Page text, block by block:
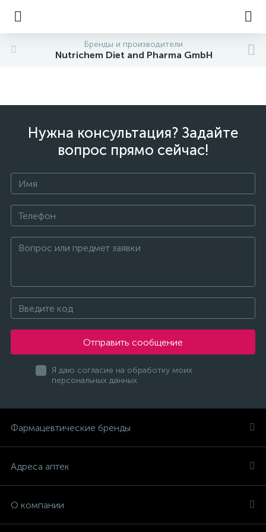
Бренды и производители
Nutrichem Diet and Pharma GmbH
Нужна консультация? Задайте
вопрос прямо сейчас!
Отправить сообщение
Я даю согласие на обработку моих
персональных данных
Фармацевтические бренды
Адреса аптек
О компании